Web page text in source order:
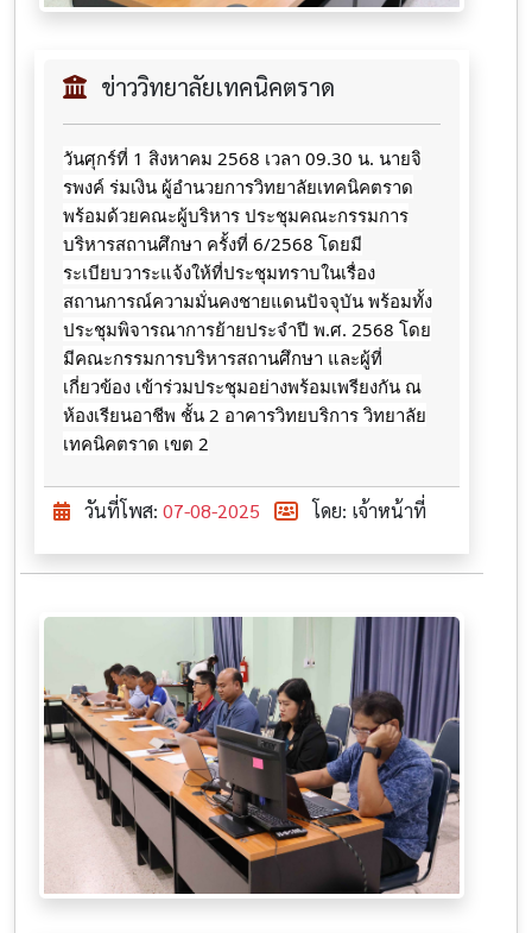
ข่าววิทยาลัยเทคนิคตราด
วันศุกร์ที่ 1 สิงหาคม 2568 เวลา 09.30 น. นายจิ
รพงค์ ร่มเงิน ผู้อำนวยการวิทยาลัยเทคนิคตราด
พร้อมด้วยคณะผู้บริหาร ประชุมคณะกรรมการ
บริหารสถานศึกษา ครั้งที่ 6/2568 โดยมี
ระเบียบวาระแจ้งให้ที่ประชุมทราบในเรื่อง
สถานการณ์ความมั่นคงชายแดนปัจจุบัน พร้อมทั้ง
ประชุมพิจารณาการย้ายประจำปี พ.ศ. 2568 โดย
มีคณะกรรมการบริหารสถานศึกษา และผู้ที่
เกี่ยวข้อง เข้าร่วมประชุมอย่างพร้อมเพรียงกัน ณ
ห้องเรียนอาชีพ ชั้น 2 อาคารวิทยบริการ วิทยาลัย
เทคนิคตราด เขต 2
วันที่โพส: 07-08-2025 โดย: เจ้าหน้าที่